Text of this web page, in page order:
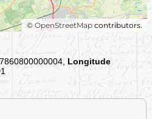
© OpenStreetMapcontributors.
Longitude